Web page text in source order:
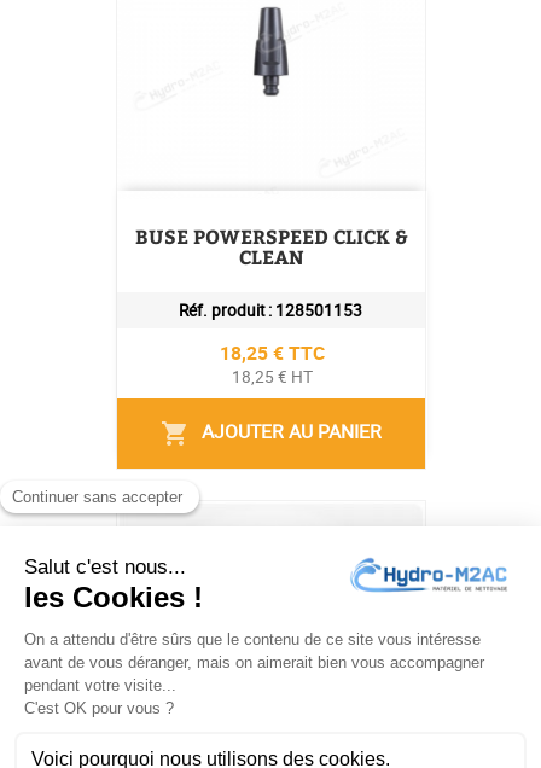
BUSE POWERSPEED CLICK &
CLEAN
Réf. produit : 128501153
Prix
18,25 € TTC
18,25 € HT
shopping_cart AJOUTER AU PANIER